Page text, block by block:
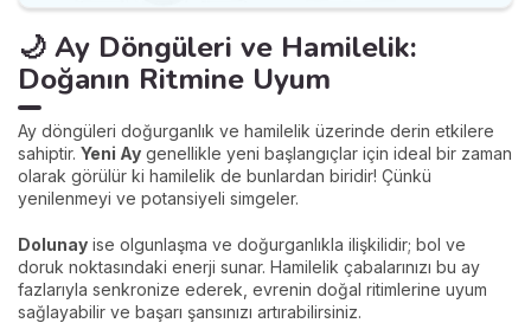
🌙 Ay Döngüleri ve Hamilelik:
Doğanın Ritmine Uyum
Ay döngüleri doğurganlık ve hamilelik üzerinde derin etkilere
sahiptir. Yeni Ay genellikle yeni başlangıçlar için ideal bir zaman
olarak görülür ki hamilelik de bunlardan biridir! Çünkü
yenilenmeyi ve potansiyeli simgeler.
Dolunay ise olgunlaşma ve doğurganlıkla ilişkilidir; bol ve
doruk noktasındaki enerji sunar. Hamilelik çabalarınızı bu ay
fazlarıyla senkronize ederek, evrenin doğal ritimlerine uyum
sağlayabilir ve başarı şansınızı artırabilirsiniz.